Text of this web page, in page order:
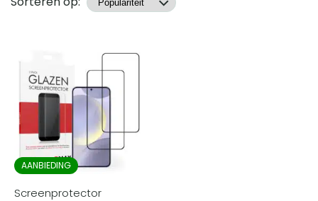
Producten
AANBIEDING
Screenprotector